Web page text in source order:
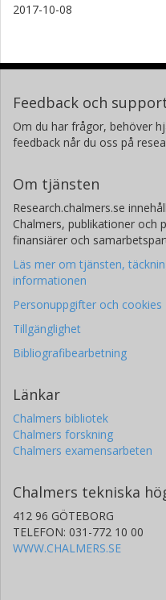
2017-10-08
Feedback och
Om du har frågor, behöver
feedback når du oss på
Om tjänsten
Research.chalmers.se
Chalmers, publikationer och
finansiärer och
Läs mer om tjänsten,
informationen
Personuppgifter och cookies
Tillgänglighet
Bibliografibearbetning
Länkar
Chalmers bibliotek
Chalmers forskning
Chalmers examensarbeten
Chalmers tekniska
412 96 GÖTEBORG
TELEFON: 031-772 10 00
WWW.CHALMERS.SE